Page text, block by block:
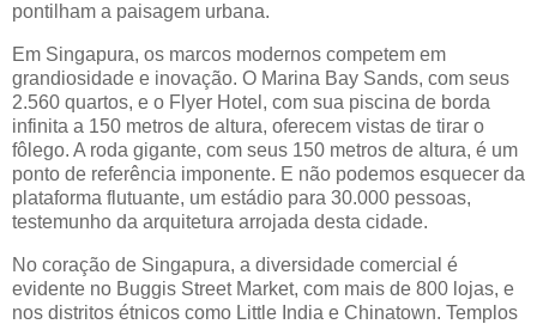
pontilham a paisagem urbana.
Em Singapura, os marcos modernos competem em
grandiosidade e inovação. O Marina Bay Sands, com seus
2.560 quartos, e o Flyer Hotel, com sua piscina de borda
infinita a 150 metros de altura, oferecem vistas de tirar o
fôlego. A roda gigante, com seus 150 metros de altura, é um
ponto de referência imponente. E não podemos esquecer da
plataforma flutuante, um estádio para 30.000 pessoas,
testemunho da arquitetura arrojada desta cidade.
No coração de Singapura, a diversidade comercial é
evidente no Buggis Street Market, com mais de 800 lojas, e
nos distritos étnicos como Little India e Chinatown. Templos